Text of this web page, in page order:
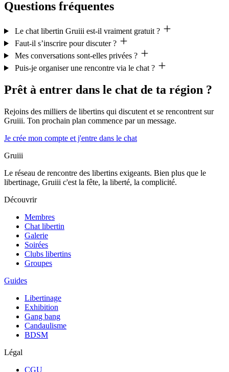
Questions fréquentes
Le chat libertin Gruiii est-il vraiment gratuit ?
Faut-il s’inscrire pour discuter ?
Mes conversations sont-elles privées ?
Puis-je organiser une rencontre via le chat ?
Prêt à entrer dans le chat de ta région ?
Rejoins des milliers de libertins qui discutent et se rencontrent sur
Gruiii. Ton prochain plan commence par un message.
Je crée mon compte et j'entre dans le chat
Gruiii
Le réseau de rencontre des libertins exigeants. Bien plus que le
libertinage, Gruiii c'est la fête, la liberté, la complicité.
Découvrir
Membres
Chat libertin
Galerie
Soirées
Clubs libertins
Groupes
Guides
Libertinage
Exhibition
Gang bang
Candaulisme
BDSM
Légal
CGU